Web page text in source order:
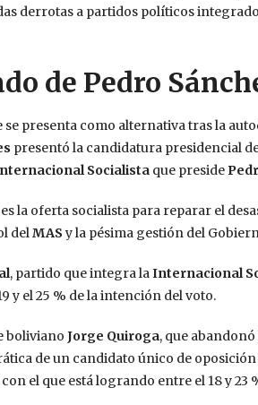
derrotas a partidos políticos
de Pedro
se presenta como alternativa tras la
presentó la candidatura presidencial
Socialistaque preside
la oferta socialista para reparar el
delMASy la pésima gestión del
, partido que integra laInternacional
y el 25 % de la intención del voto.
boliviano Jorge Quiroga, que abandonó
de un candidato único de
el que está logrando entre el 18 y 23